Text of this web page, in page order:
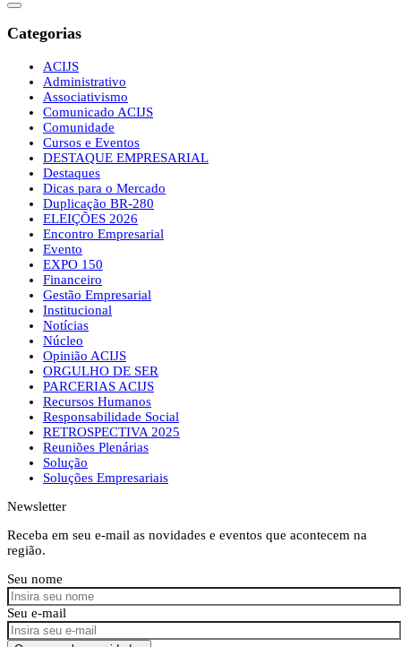
Categorias
ACIJS
Administrativo
Associativismo
Comunicado ACIJS
Comunidade
Cursos e Eventos
DESTAQUE EMPRESARIAL
Destaques
Dicas para o Mercado
Duplicação BR-280
ELEIÇÕES 2026
Encontro Empresarial
Evento
EXPO 150
Financeiro
Gestão Empresarial
Institucional
Notícias
Núcleo
Opinião ACIJS
ORGULHO DE SER
PARCERIAS ACIJS
Recursos Humanos
Responsabilidade Social
RETROSPECTIVA 2025
Reuniões Plenárias
Solução
Soluções Empresariais
Newsletter
Receba em seu e-mail as novidades e eventos que acontecem na
região.
Seu nome
Seu e-mail